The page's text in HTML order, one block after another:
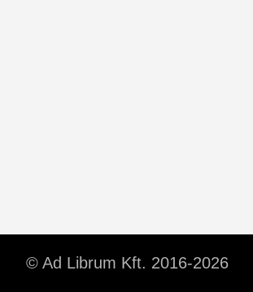
© Ad Librum Kft. 2016-2026